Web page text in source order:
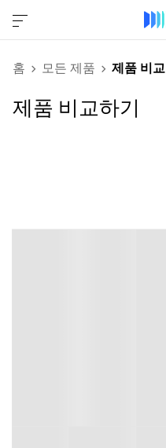
홈 모든 제품 제품 비교
제품 비교하기